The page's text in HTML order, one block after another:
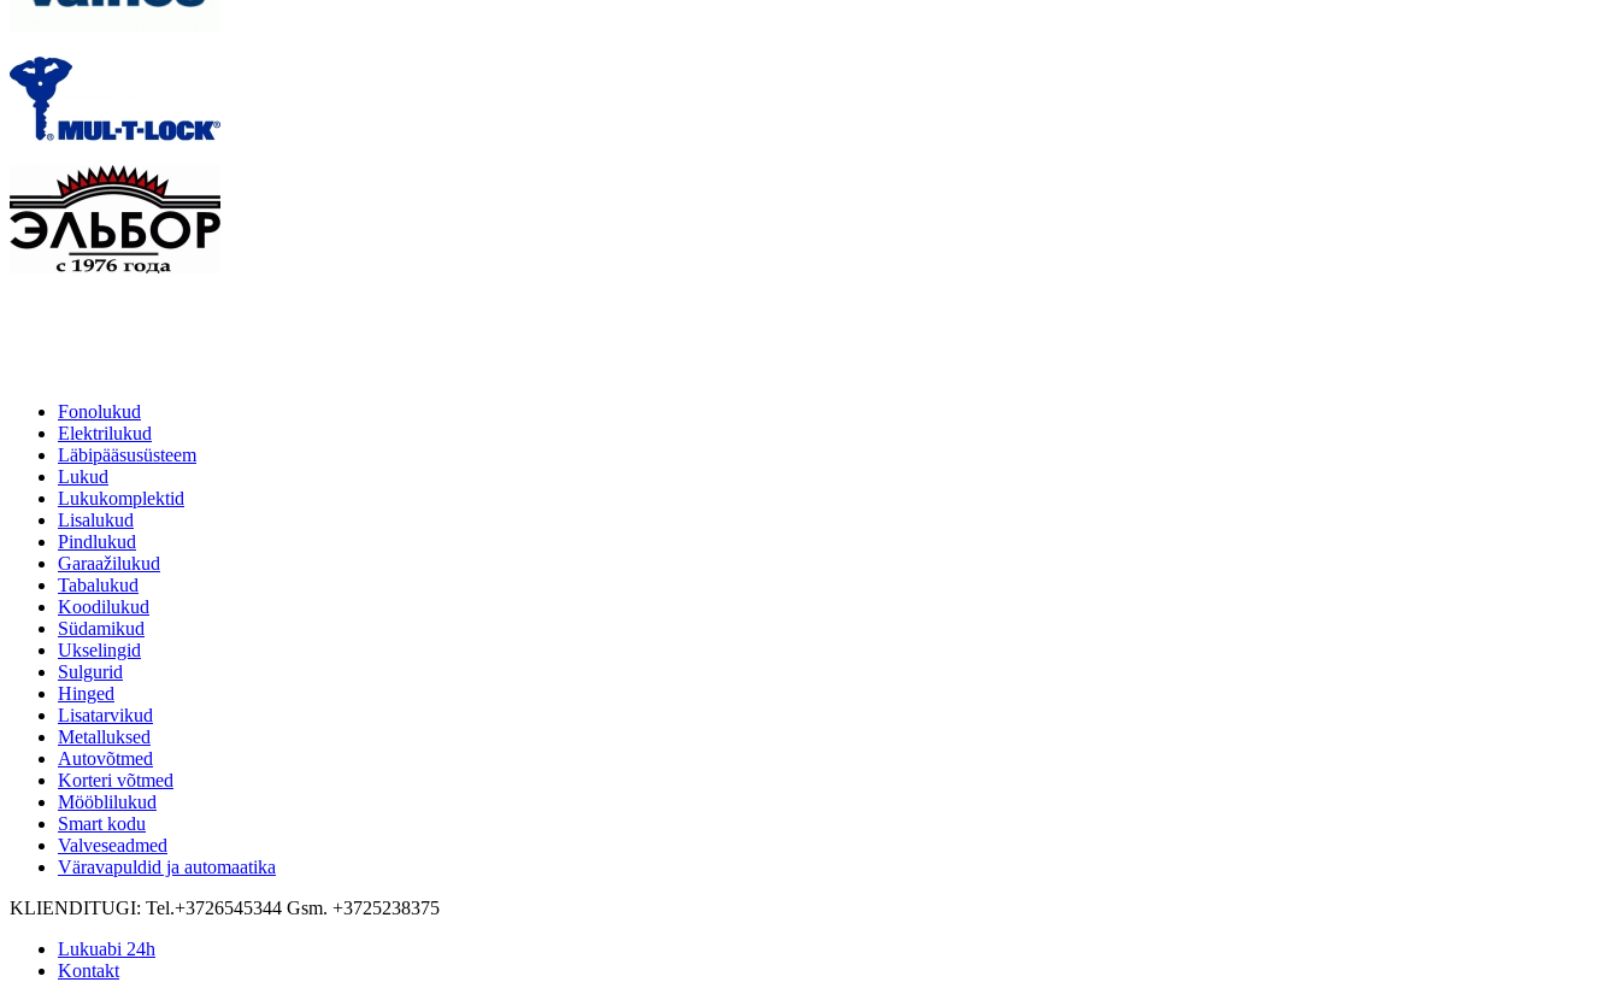
Fonolukud
Elektrilukud
Läbipääsusüsteem
Lukud
Lukukomplektid
Lisalukud
Pindlukud
Garaažilukud
Tabalukud
Koodilukud
Südamikud
Ukselingid
Sulgurid
Hinged
Lisatarvikud
Metalluksed
Autovõtmed
Korteri võtmed
Mööblilukud
Smart kodu
Valveseadmed
Väravapuldid ja automaatika
KLIENDITUGI: Tel.+3726545344 Gsm. +3725238375
Lukuabi 24h
Kontakt